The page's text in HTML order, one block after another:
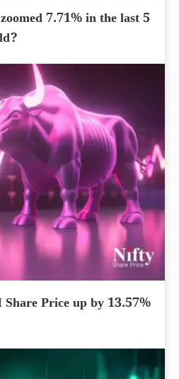
7.71% in the last 5
Price up by 13.57%